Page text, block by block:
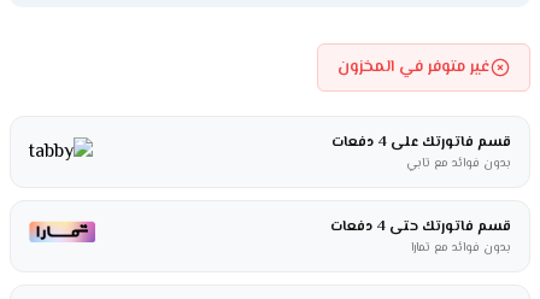
غير متوفر في المخزون
قسم فاتورتك على 4 دفعات
بدون فوائد مع تابي
قسم فاتورتك حتى 4 دفعات
بدون فوائد مع تمارا